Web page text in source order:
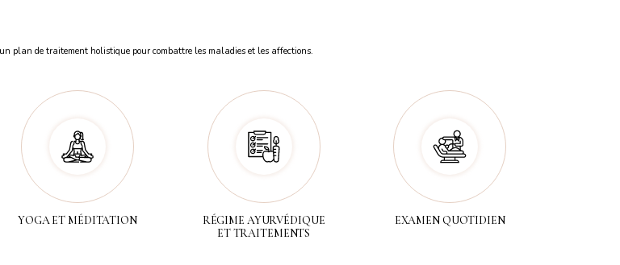
plan de traitement holistique pour combattre les maladies et les affections.
YOGA ET MÉDITATION
RÉGIME AYURVÉDIQUE
ET TRAITEMENTS
EXAMEN QUOTIDIEN